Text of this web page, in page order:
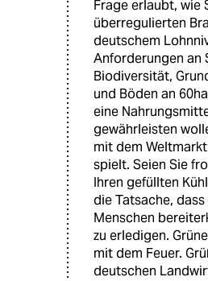
Frage erlaubt, wie
überregulierten
deutschem
Anforderungen an
Biodiversität,
und Böden an
eine
gewährleisten
mit dem
spielt. Seien Sie
Ihren gefüllten
die Tatsache,
Menschen
zu erledigen.
mit dem Feuer.
deutschen